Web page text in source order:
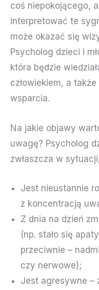
coś niepokojącego,
interpretować te
może okazać się
Psycholog dzieci i
która będzie
człowiekiem, a
wsparcia.
Na jakie objawy
uwagę? Psycholog
zwłaszcza w
Jest nieustannie
z koncentracją
Z dnia na dzień
(np. stało się
przeciwnie –
czy nerwowe);
Jest agresywne –